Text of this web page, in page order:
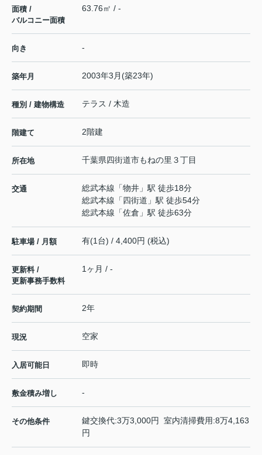
面積 /
バルコニー面積
63.76㎡ / -
向き -
築年月 2003年3月(築23年)
種別 / 建物構造 テラス / 木造
階建て 2階建
所在地 千葉県四街道市もねの里 ３丁目
交通 総武本線 「物井 」駅 徒歩18分
総武本線 「四街道 」駅 徒歩54分
総武本線 「佐倉 」駅 徒歩63分
駐車場 / 月額 有(1台) / 4,400円 (税込)
更新料 /
更新事務手数料
1ヶ月 / -
契約期間 2年
現況 空家
入居可能日 即時
敷金積み増し -
その他条件
鍵交換代:3万3,000円 室内清掃費用:8万4,163
円